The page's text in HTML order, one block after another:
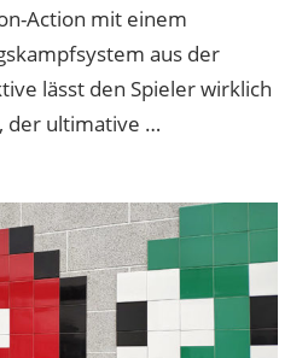
Action mit einem
aus der
lässt den Spieler wirklich
der ultimative …